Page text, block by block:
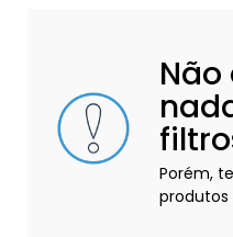
Porém,
produtos